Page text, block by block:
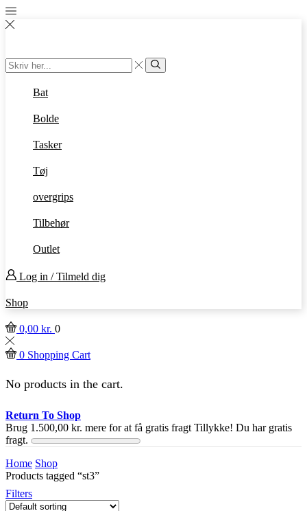
Search
input
Search
Bat
Bolde
Tasker
Tøj
overgrips
Tilbehør
Outlet
Log in / Tilmeld dig
Shop
0,00 kr. 0
0 Shopping Cart
No products in the cart.
Return To Shop
Brug 1.500,00 kr. mere for at få gratis fragt Tillykke! Du har gratis
fragt.
Home Shop
Products tagged “st3”
Filters